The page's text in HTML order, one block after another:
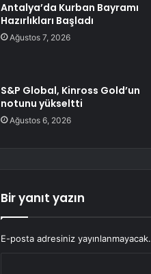
Antalya’da Kurban Bayramı
Hazırlıkları Başladı
Ağustos 7, 2026
S&P Global, Kinross Gold’un
notunu yükseltti
Ağustos 6, 2026
Bir yanıt yazın
E-posta adresiniz yayınlanmayacak.